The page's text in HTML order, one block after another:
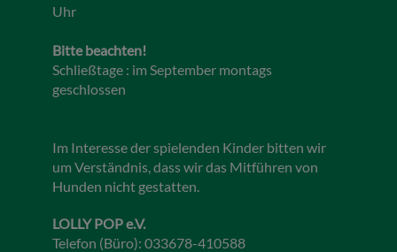
Uhr
Bitte beachten!
Schließtage : im September montags
geschlossen
Im Interesse der spielenden Kinder bitten wir
um Verständnis, dass wir das Mitführen von
Hunden nicht gestatten.
LOLLY POP e.V.
Telefon (Büro): 033678-410588